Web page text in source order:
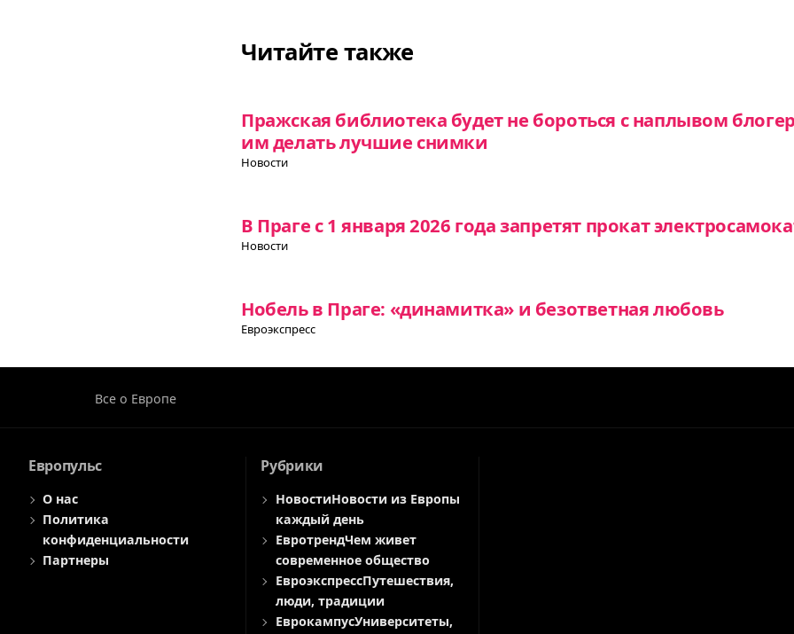
Читайте также
Пражская библиотека будет не бороться с наплывом
им делать лучшие снимки
Новости
В Праге с 1 января 2026 года запретят прокат
Новости
Нобель в Праге: «динамитка» и безответная любовь
Евроэкспресс
Все о Европе
Европульс
О нас
Политика
конфиденциальности
Партнеры
Рубрики
НовостиНовости из Европы
каждый день
ЕвротрендЧем живет
современное общество
ЕвроэкспрессПутешествия,
люди, традиции
ЕврокампусУниверситеты,